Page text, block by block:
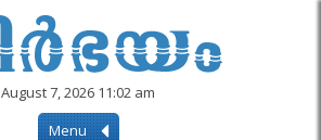
August 7, 2026 11:02 am
Menu